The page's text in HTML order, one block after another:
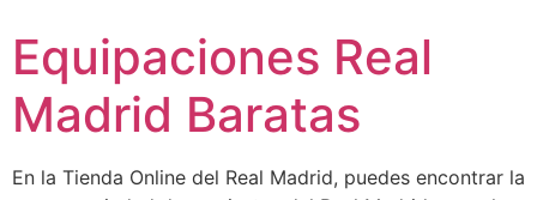
contenido
Equipaciones Real
Madrid Baratas
En la Tienda Online del Real Madrid, puedes encontrar la